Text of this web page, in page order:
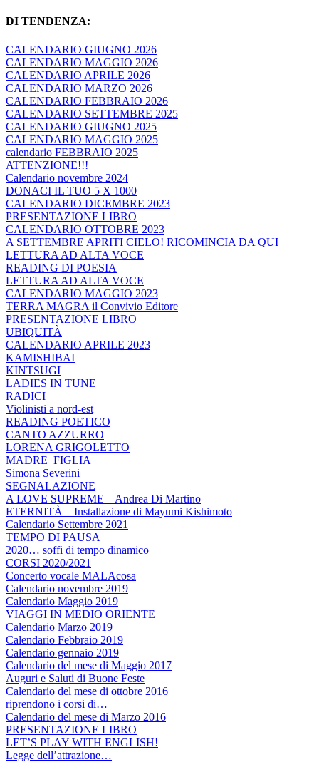
DI TENDENZA:
CALENDARIO GIUGNO 2026
CALENDARIO MAGGIO 2026
CALENDARIO APRILE 2026
CALENDARIO MARZO 2026
CALENDARIO FEBBRAIO 2026
CALENDARIO SETTEMBRE 2025
CALENDARIO GIUGNO 2025
CALENDARIO MAGGIO 2025
calendario FEBBRAIO 2025
ATTENZIONE!!!
Calendario novembre 2024
DONACI IL TUO 5 X 1000
CALENDARIO DICEMBRE 2023
PRESENTAZIONE LIBRO
CALENDARIO OTTOBRE 2023
A SETTEMBRE APRITI CIELO! RICOMINCIA DA QUI
LETTURA AD ALTA VOCE
READING DI POESIA
LETTURA AD ALTA VOCE
CALENDARIO MAGGIO 2023
TERRA MAGRA il Convivio Editore
PRESENTAZIONE LIBRO
UBIQUITÀ
CALENDARIO APRILE 2023
KAMISHIBAI
KINTSUGI
LADIES IN TUNE
RADICI
Violinisti a nord-est
READING POETICO
CANTO AZZURRO
LORENA GRIGOLETTO
MADRE_FIGLIA
Simona Severini
SEGNALAZIONE
A LOVE SUPREME – Andrea Di Martino
ETERNITÀ – Installazione di Mayumi Kishimoto
Calendario Settembre 2021
TEMPO DI PAUSA
2020… soffi di tempo dinamico
CORSI 2020/2021
Concerto vocale MALAcosa
Calendario novembre 2019
Calendario Maggio 2019
VIAGGI IN MEDIO ORIENTE
Calendario Marzo 2019
Calendario Febbraio 2019
Calendario gennaio 2019
Calendario del mese di Maggio 2017
Auguri e Saluti di Buone Feste
Calendario del mese di ottobre 2016
riprendono i corsi di…
Calendario del mese di Marzo 2016
PRESENTAZIONE LIBRO
LET’S PLAY WITH ENGLISH!
Legge dell’attrazione…